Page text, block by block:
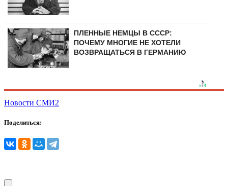
ПЛЕННЫЕ НЕМЦЫ В СССР:
ПОЧЕМУ МНОГИЕ НЕ ХОТЕЛИ
ВОЗВРАЩАТЬСЯ В ГЕРМАНИЮ
Новости СМИ2
Поделиться: